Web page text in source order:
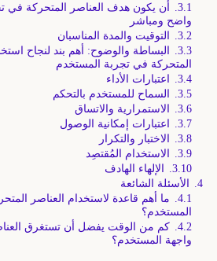
3.1.
أن يكون هدف العناصر المتحركة في
واضح ومباشر
3.2.
التوقيت والمدة المناسبان
3.3.
البساطة والوضوح: أهم بند لنجاح
المتحركة في تجربة المستخدم
3.4.
اعتبارات الأداء
3.5.
السماح للمستخدم بالتحكم
3.6.
الاستمرارية والاتساق
3.7.
اعتبارات إمكانية الوصول
3.8.
الاختبار والتكرار
3.9.
الاستخدام المُقتصِد
3.10.
الإلهاء الهادف
4.
الأسئلة الشائعة
4.1.
ما أهم قاعدة لاستخدام العناصر
المستخدم؟
4.2.
كم من الوقت يفضل أن تستغرق
واجهة المستخدم؟